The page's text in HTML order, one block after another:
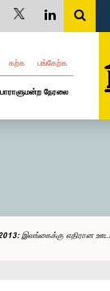
கற்க பங்கேற்க
பாராளுமன்ற நேரலை
இலங்கைக்கு எதிரான